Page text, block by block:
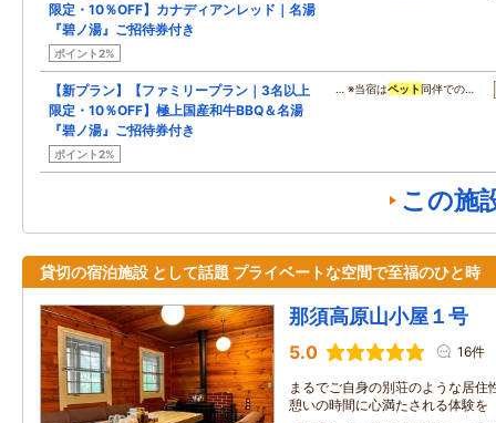
限定・10％OFF】カナディアンレッド｜名湯
『碧ノ湯』ご招待券付き
ポイント2%
【新プラン】【ファミリープラン｜3名以上
限定・10％OFF】極上国産和牛BBQ＆名湯
『碧ノ湯』ご招待券付き
ポイント2%
… ※当宿はペット 同伴での…
この施
貸切の宿泊施設 として話題 プライベートな空間で至福のひと時
那須高原山小屋１号
5.0 16件
まるでご自身の別荘のような居住
憩いの時間に心満たされる体験を